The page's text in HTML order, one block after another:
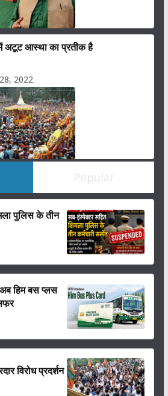
अटूट आस्था का प्रतीक है
2022
Popular
पुलिस के तीन
हिम बस प्लस
विरोध प्रदर्शन